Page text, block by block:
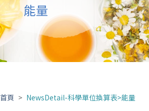
能量
首頁 > NewsDetail-科學單位換算表>能量